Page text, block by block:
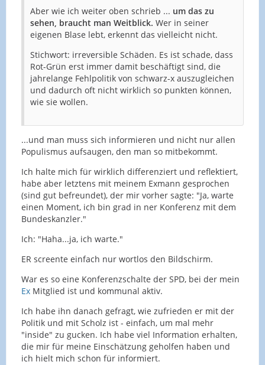
Aber wie ich weiter oben schrieb ... um das zu
sehen, braucht man Weitblick. Wer in seiner
eigenen Blase lebt, erkennt das vielleicht nicht.
Stichwort: irreversible Schäden. Es ist schade, dass
Rot-Grün erst immer damit beschäftigt sind, die
jahrelange Fehlpolitik von schwarz-x auszugleichen
und dadurch oft nicht wirklich so punkten können,
wie sie wollen.
...und man muss sich informieren und nicht nur allen
Populismus aufsaugen, den man so mitbekommt.
Ich halte mich für wirklich differenziert und reflektiert,
habe aber letztens mit meinem Exmann gesprochen
(sind gut befreundet), der mir vorher sagte: "Ja, warte
einen Moment, ich bin grad in ner Konferenz mit dem
Bundeskanzler."
Ich: "Haha...ja, ich warte."
ER screente einfach nur wortlos den Bildschirm.
War es so eine Konferenzschalte der SPD, bei der mein
Ex Mitglied ist und kommunal aktiv.
Ich habe ihn danach gefragt, wie zufrieden er mit der
Politik und mit Scholz ist - einfach, um mal mehr
"inside" zu gucken. Ich habe viel Information erhalten,
die mir für meine Einschätzung geholfen haben und
ich hielt mich schon für informiert.